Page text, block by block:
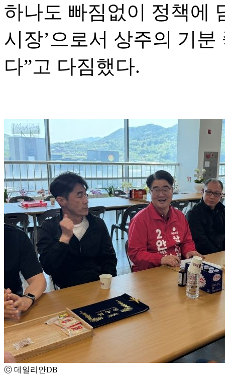
하나도 빠짐없이 정책에
시장’으로서 상주의 기
다”고 다짐했다.
ⓒ 데일리안DB